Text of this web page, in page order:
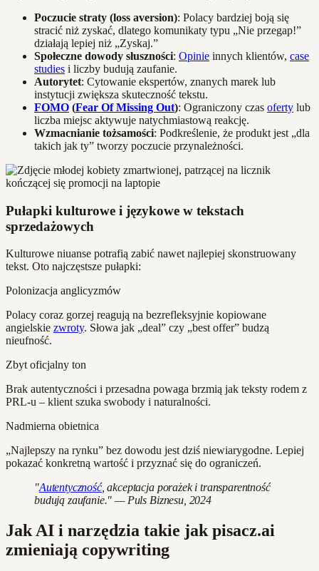
Poczucie straty (loss aversion): Polacy bardziej boją się
stracić niż zyskać, dlatego komunikaty typu „Nie przegap!”
działają lepiej niż „Zyskaj.”
Społeczne dowody słuszności: Opinie innych klientów, case
studies i liczby budują zaufanie.
Autorytet: Cytowanie ekspertów, znanych marek lub
instytucji zwiększa skuteczność tekstu.
FOMO (Fear Of Missing Out): Ograniczony czas oferty lub
liczba miejsc aktywuje natychmiastową reakcję.
Wzmacnianie tożsamości: Podkreślenie, że produkt jest „dla
takich jak ty” tworzy poczucie przynależności.
Pułapki kulturowe i językowe w tekstach
sprzedażowych
Kulturowe niuanse potrafią zabić nawet najlepiej skonstruowany
tekst. Oto najczęstsze pułapki:
Polonizacja anglicyzmów
Polacy coraz gorzej reagują na bezrefleksyjnie kopiowane
angielskie zwroty. Słowa jak „deal” czy „best offer” budzą
nieufność.
Zbyt oficjalny ton
Brak autentyczności i przesadna powaga brzmią jak teksty rodem z
PRL-u – klient szuka swobody i naturalności.
Nadmierna obietnica
„Najlepszy na rynku” bez dowodu jest dziś niewiarygodne. Lepiej
pokazać konkretną wartość i przyznać się do ograniczeń.
"Autentyczność, akceptacja porażek i transparentność
budują zaufanie." — Puls Biznesu, 2024
Jak AI i narzędzia takie jak pisacz.ai
zmieniają copywriting